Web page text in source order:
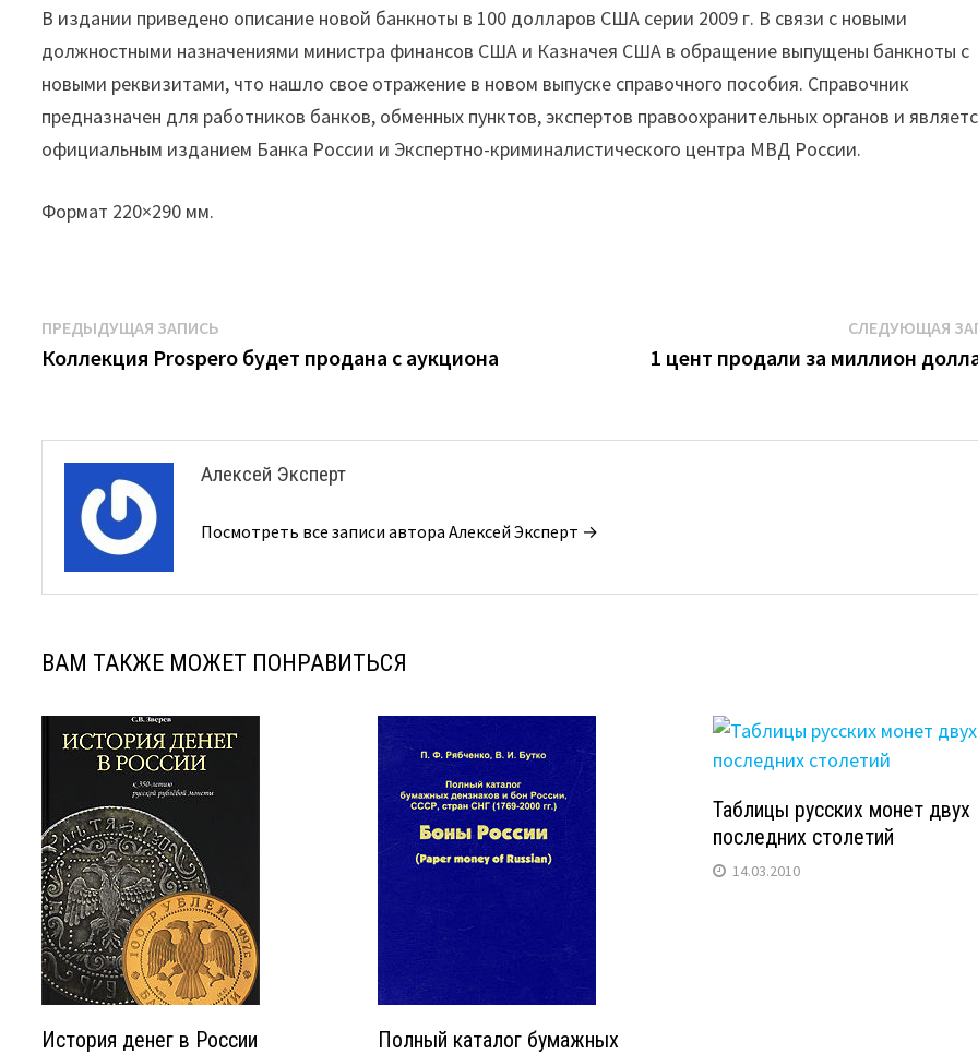
В издании приведено описание новой банкноты в 100 долларов США серии 2009 г. В связи с новыми
должностными назначениями министра финансов США и Казначея США в обращение выпущены банкноты с
новыми реквизитами, что нашло свое отражение в новом выпуске справочного пособия. Справочник
предназначен для работников банков, обменных пунктов, экспертов правоохранительных органов и
официальным изданием Банка России и Экспертно-криминалистического центра МВД России.
Формат 220×290 мм.
Навигация
по
ПРЕДЫДУЩАЯ ЗАПИСЬ
запись:
Коллекция Prospero будет продана с аукциона
СЛЕДУЮЩАЯ
1 цент продали за миллион
Алексей Эксперт
Посмотреть все записи автора Алексей Эксперт →
ВАМ ТАКЖЕ МОЖЕТ ПОНРАВИТЬСЯ
История денег в России Полный каталог бумажных
Таблицы русских монет двух
последних столетий
14.03.2010